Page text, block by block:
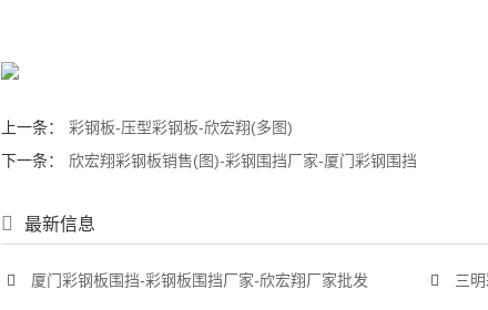
上一条：
彩钢板-压型彩钢板-欣宏翔(多图)
下一条：
欣宏翔彩钢板销售(图)-彩钢围挡厂家-厦门彩钢围挡
最新信息
厦门彩钢板围挡-彩钢板围挡厂家-欣宏翔厂家批发 三